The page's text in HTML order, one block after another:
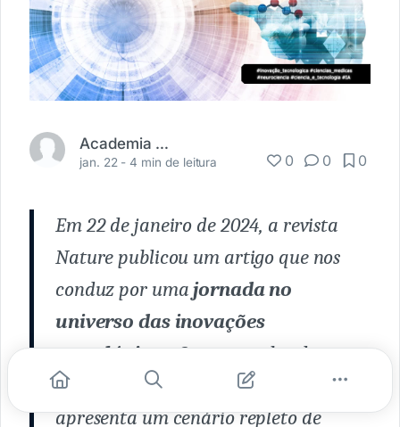
Academia Médica
jan. 22 -4 min de leitura 0 0 0
Em 22 de janeiro de 2024, a revista
Nature publicou um artigo que nos
conduz por umajornada no
universo das inovações
tecnológicas. Com uma abordagem
detalhada e informativa, ela
apresenta um cenário repleto de